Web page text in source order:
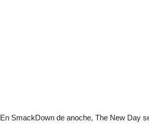
En SmackDown de anoche, The New Day